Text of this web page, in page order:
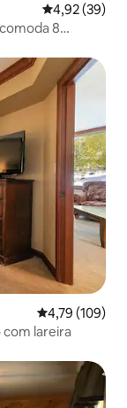
4,92 de uma
4,92 (39)
8
4,79 de uma
4,79 (109)
com lareira